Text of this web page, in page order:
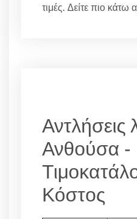
τιμές. Δείτε πιο
Αντλήσεις
Ανθούσα -
Κόστος